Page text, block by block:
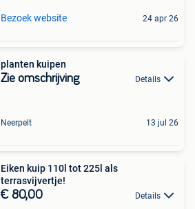
Bezoek website 24 apr 26
planten kuipen
Zie omschrijving Details
Neerpelt 13 jul 26
Eiken kuip 110l tot 225l als
terrasvijvertje!
€ 80,00 Details